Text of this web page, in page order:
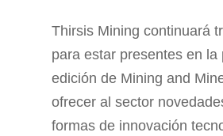
Thirsis Mining continuará
para estar presentes en la
edición de Mining and
ofrecer al sector
formas de innovación